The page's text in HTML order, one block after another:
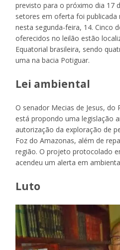
previsto para o próximo dia 17
setores em oferta foi publicada
nesta segunda-feira, 14. Cinco
oferecidos no leilão estão
Equatorial brasileira, sendo
uma na bacia Potiguar.
Lei ambiental
O senador Mecias de Jesus, do
está propondo uma legislação
autorização da exploração de
Foz do Amazonas, além de
região. O projeto protocolado
acendeu um alerta em
Luto